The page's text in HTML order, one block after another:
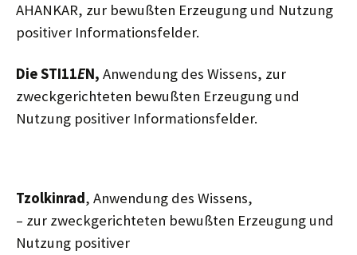
AHANKAR, zur bewußten Erzeugung und Nutzung
positiver Informationsfelder.
Die STI11EN, Anwendung des Wissens, zur
zweckgerichteten bewußten Erzeugung und
Nutzung positiver Informationsfelder.
Tzolkinrad, Anwendung des Wissens,
– zur zweckgerichteten bewußten Erzeugung und
Nutzung positiver